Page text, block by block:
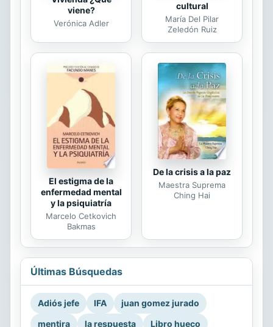
viene?
Verónica Adler
cultural
María Del Pilar
Zeledón Ruiz
El estigma de la
enfermedad mental
y la psiquiatría
Marcelo Cetkovich
Bakmas
De la crisis a la paz
Maestra Suprema
Ching Hai
Últimas Búsquedas
Adiós jefe IFA
juan gomez jurado
mentira
la respuesta Libro hueco